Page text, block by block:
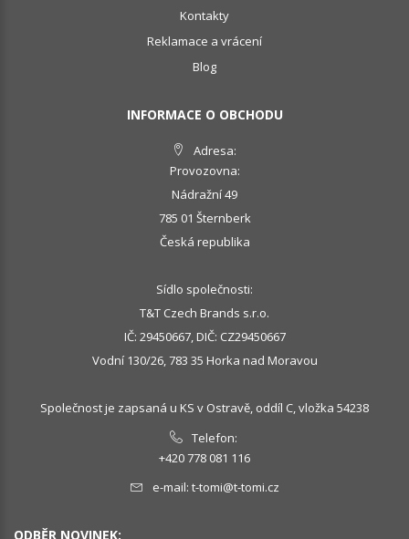
Kontakty
Reklamace a vrácení
Blog
INFORMACE O OBCHODU
Adresa:
Provozovna:
Nádražní 49
785 01 Šternberk
Česká republika
Sídlo společnosti:
T&T Czech Brands s.r.o.
IČ: 29450667, DIČ: CZ29450667
Vodní 130/26, 783 35 Horka nad Moravou
Společnost je zapsaná u KS v Ostravě, oddíl C, vložka 54238
Telefon:
+420 778 081 116
e-mail: t-tomi@t-tomi.cz
ODBĚR NOVINEK: